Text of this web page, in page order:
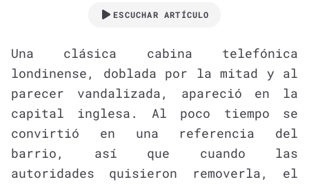
ESCUCHAR ARTÍCULO
Una clásica cabina telefónica
londinense, doblada por la mitad y al
parecer vandalizada, apareció en la
capital inglesa. Al poco tiempo se
convirtió en una referencia del
barrio, así que cuando las
autoridades quisieron removerla, el